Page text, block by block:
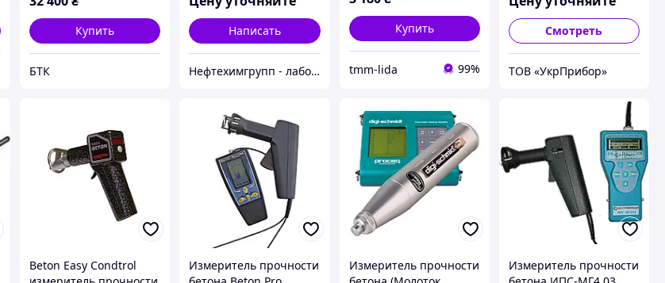
Купить
БТК
Написать
Нефтехимгрупп - лабораторное оборудование
Купить
tmm-lida 99%
Смотреть
ТОВ «УкрПрибор»
Beton Easy Condtrol
Измеритель прочности
Измеритель прочности
Измеритель прочности